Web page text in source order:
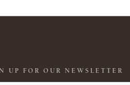
UP FOR OUR NEWSLETTER